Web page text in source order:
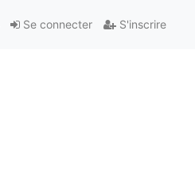
Se connecter S'inscrire